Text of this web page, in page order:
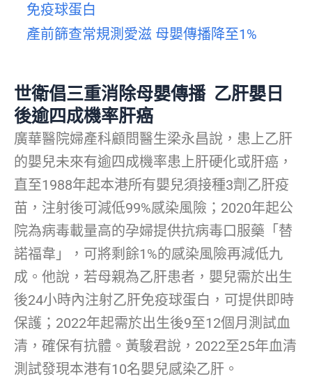
免疫球蛋白
產前篩查常規測愛滋 母嬰傳播降至1%
世衛倡三重消除母嬰傳播 乙肝嬰日
後逾四成機率肝癌
廣華醫院婦產科顧問醫生梁永昌說，患上乙肝
的嬰兒未來有逾四成機率患上肝硬化或肝癌，
直至1988年起本港所有嬰兒須接種3劑乙肝疫
苗，注射後可減低99%感染風險；2020年起公
院為病毒載量高的孕婦提供抗病毒口服藥「替
諾福韋」，可將剩餘1%的感染風險再減低九
成。他說，若母親為乙肝患者，嬰兒需於出生
後24小時內注射乙肝免疫球蛋白，可提供即時
保護；2022年起需於出生後9至12個月測試血
清，確保有抗體。黃駿君說，2022至25年血清
測試發現本港有10名嬰兒感染乙肝。